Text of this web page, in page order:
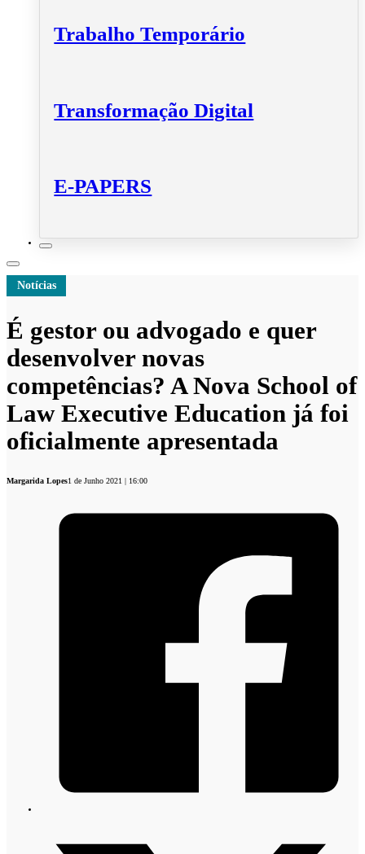
Trabalho Temporário
Transformação Digital
E-PAPERS
Notícias
É gestor ou advogado e quer
desenvolver novas
competências? A Nova School of
Law Executive Education já foi
oficialmente apresentada
Margarida Lopes1 de Junho 2021 | 16:00